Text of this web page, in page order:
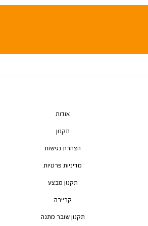
אודות
תקנון
הצהרת נגישות
מדיניות פרטיות
תקנון מבצע
קריירה
תקנון שובר מתנה